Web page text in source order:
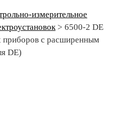
измерительное
> 6500-2 DE
приборов с расширенным
DE)